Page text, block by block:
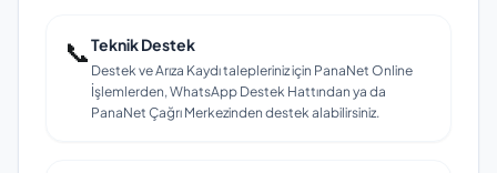
📞Teknik Destek
Destek ve Arıza Kaydı talepleriniz için PanaNet Online
İşlemlerden, WhatsApp Destek Hattından ya da
PanaNet Çağrı Merkezinden destek alabilirsiniz.